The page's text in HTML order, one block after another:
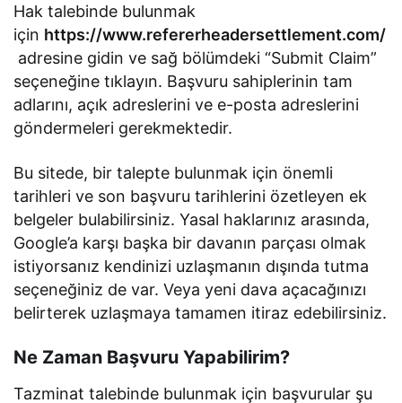
Hak talebinde bulunmak
için https://www.refererheadersettlement.com/
adresine gidin ve sağ bölümdeki “Submit Claim”
seçeneğine tıklayın. Başvuru sahiplerinin tam
adlarını, açık adreslerini ve e-posta adreslerini
göndermeleri gerekmektedir.
Bu sitede, bir talepte bulunmak için önemli
tarihleri ve son başvuru tarihlerini özetleyen ek
belgeler bulabilirsiniz. Yasal haklarınız arasında,
Google’a karşı başka bir davanın parçası olmak
istiyorsanız kendinizi uzlaşmanın dışında tutma
seçeneğiniz de var. Veya yeni dava açacağınızı
belirterek uzlaşmaya tamamen itiraz edebilirsiniz.
Ne Zaman Başvuru Yapabilirim?
Tazminat talebinde bulunmak için başvurular şu